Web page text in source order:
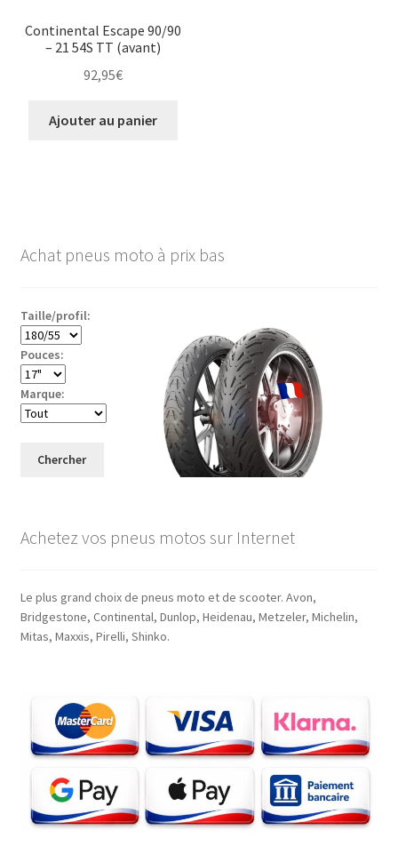
Continental Escape 90/90
– 21 54S TT (avant)
92,95€
Ajouter au panier
Achat pneus moto à prix bas
Taille/profil:
Pouces:
Marque:
Chercher
Achetez vos pneus motos sur Internet
Le plus grand choix de pneus moto et de scooter. Avon,
Bridgestone, Continental, Dunlop, Heidenau, Metzeler, Michelin,
Mitas, Maxxis, Pirelli, Shinko.